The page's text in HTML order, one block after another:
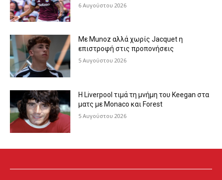
6 Αυγούστου 2026
Με Munoz αλλά χωρίς Jacquet η
επιστροφή στις προπονήσεις
5 Αυγούστου 2026
Η Liverpool τιμά τη μνήμη του Keegan στα
ματς με Monaco και Forest
5 Αυγούστου 2026